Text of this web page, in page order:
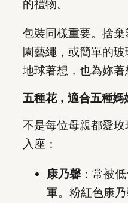
的禮物。
包裝同樣重要。捨
園藝繩，或簡單的
地球著想，也為妳著
五種花，適合五種媽
不是每位母親都愛
入座：
康乃馨 ：常被
軍。粉紅色康